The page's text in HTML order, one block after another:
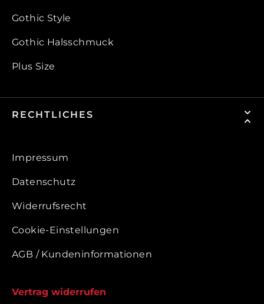
Gothic Style
Gothic Halsschmuck
Plus Size
RECHTLICHES
Impressum
Datenschutz
Widerrufsrecht
Cookie-Einstellungen
AGB / Kundeninformationen
Vertrag widerrufen